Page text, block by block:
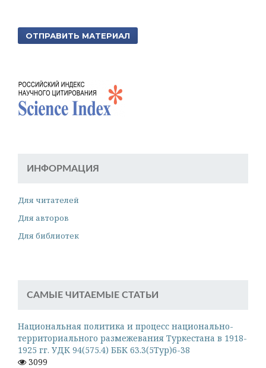
ОТПРАВИТЬ МАТЕРИАЛ
ИНФОРМАЦИЯ
Для читателей
Для авторов
Для библиотек
САМЫЕ ЧИТАЕМЫЕ СТАТЬИ
Национальная политика и процесс национально-
территориального размежевания Туркестана в 1918-
1925 гг. УДК 94(575.4) ББК 63.3(5Тур)6-38
3099